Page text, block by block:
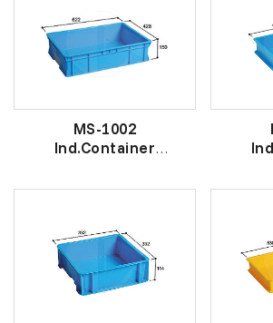
MS-1002
Ind.Container